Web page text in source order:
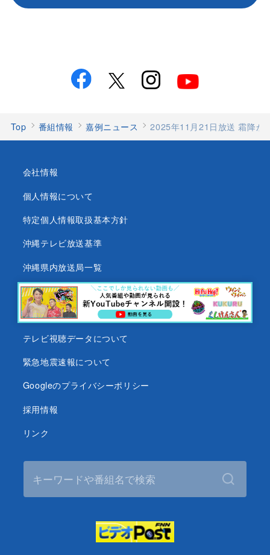
Top 番組情報 嘉例ニュース 2025年11月21日放送 霜降か
会社情報
個人情報について
特定個人情報取扱基本方針
沖縄テレビ放送基準
沖縄県内放送局一覧
番組審議会
沖縄テレビ名義の後援依頼について
テレビ視聴データについて
緊急地震速報について
Googleのプライバシーポリシー
採用情報
リンク